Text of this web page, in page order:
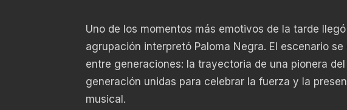
Uno de los momentos más emotivos de la tarde
agrupación interpretó Paloma Negra. El escenario
entre generaciones: la trayectoria de una pionera
generación unidas para celebrar la fuerza y la
musical.